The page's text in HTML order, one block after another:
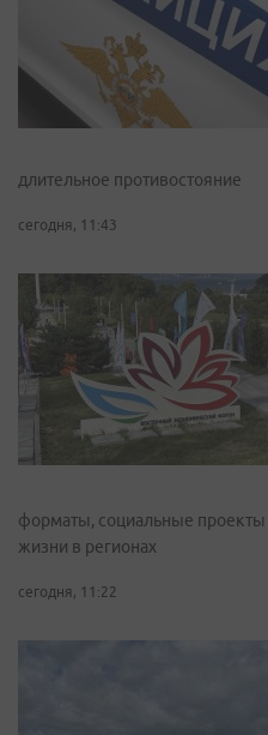
длительное противостояние
сегодня, 11:43
форматы, социальные проекты
жизни в регионах
сегодня, 11:22